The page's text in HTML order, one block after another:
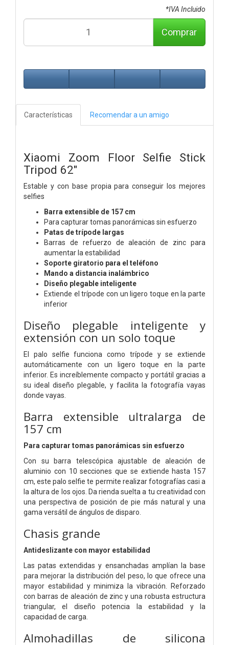
*IVA Incluido
Comprar
Características Recomendar a un amigo
Xiaomi Zoom Floor Selfie Stick
Tripod 62"
Estable y con base propia para conseguir los mejores
selfies
Barra extensible de 157 cm
Para capturar tomas panorámicas sin esfuerzo
Patas de trípode largas
Barras de refuerzo de aleación de zinc para
aumentar la estabilidad
Soporte giratorio para el teléfono
Mando a distancia inalámbrico
Diseño plegable inteligente
Extiende el trípode con un ligero toque en la parte
inferior
Diseño plegable inteligente y
extensión con un solo toque
El palo selfie funciona como trípode y se extiende
automáticamente con un ligero toque en la parte
inferior. Es increíblemente compacto y portátil gracias a
su ideal diseño plegable, y facilita la fotografía vayas
donde vayas.
Barra extensible ultralarga de
157 cm
Para capturar tomas panorámicas sin esfuerzo
Con su barra telescópica ajustable de aleación de
aluminio con 10 secciones que se extiende hasta 157
cm, este palo selfie te permite realizar fotografías casi a
la altura de los ojos. Da rienda suelta a tu creatividad con
una perspectiva de posición de pie más natural y una
gama versátil de ángulos de disparo.
Chasis grande
Antideslizante con mayor estabilidad
Las patas extendidas y ensanchadas amplían la base
para mejorar la distribución del peso, lo que ofrece una
mayor estabilidad y minimiza la vibración. Reforzado
con barras de aleación de zinc y una robusta estructura
triangular, el diseño potencia la estabilidad y la
capacidad de carga.
Almohadillas de silicona